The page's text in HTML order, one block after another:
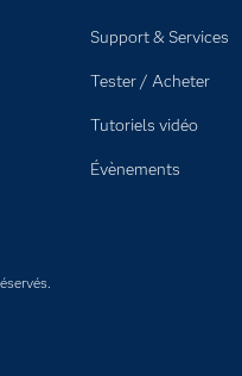
Support & Services
Tester / Acheter
Tutoriels vidéo
Évènements